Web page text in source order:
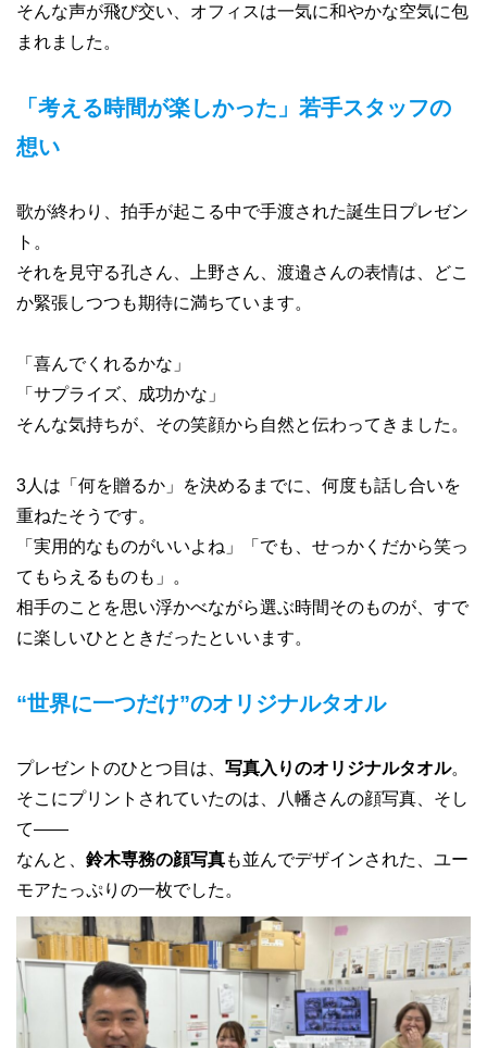
そんな声が飛び交い、オフィスは一気に和やかな空気に包
まれました。
「考える時間が楽しかった」若手スタッフの
想い
歌が終わり、拍手が起こる中で手渡された誕生日プレゼン
ト。
それを見守る孔さん、上野さん、渡邉さんの表情は、どこ
か緊張しつつも期待に満ちています。
「喜んでくれるかな」
「サプライズ、成功かな」
そんな気持ちが、その笑顔から自然と伝わってきました。
3人は「何を贈るか」を決めるまでに、何度も話し合いを
重ねたそうです。
「実用的なものがいいよね」「でも、せっかくだから笑っ
てもらえるものも」。
相手のことを思い浮かべながら選ぶ時間そのものが、すで
に楽しいひとときだったといいます。
“世界に一つだけ”のオリジナルタオル
プレゼントのひとつ目は、 写真入りのオリジナルタオル。
そこにプリントされていたのは、八幡さんの顔写真、そし
て――
なんと、 鈴木専務の顔写真も並んでデザインされた、ユー
モアたっぷりの一枚でした。